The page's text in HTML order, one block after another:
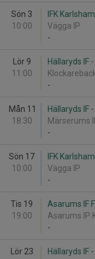
Sön 3
10:00
IFK
Vägga IP
-
Lör 9
11:00
Hällaryds IF
-
Mån 11
18:30
Hällaryds IF
Märserums
-
Sön 17
10:00
IFK
Vägga IP
-
Tis 19
19:00
Asarums IF
Asarums IP
-
Lör 23
Hällaryds IF